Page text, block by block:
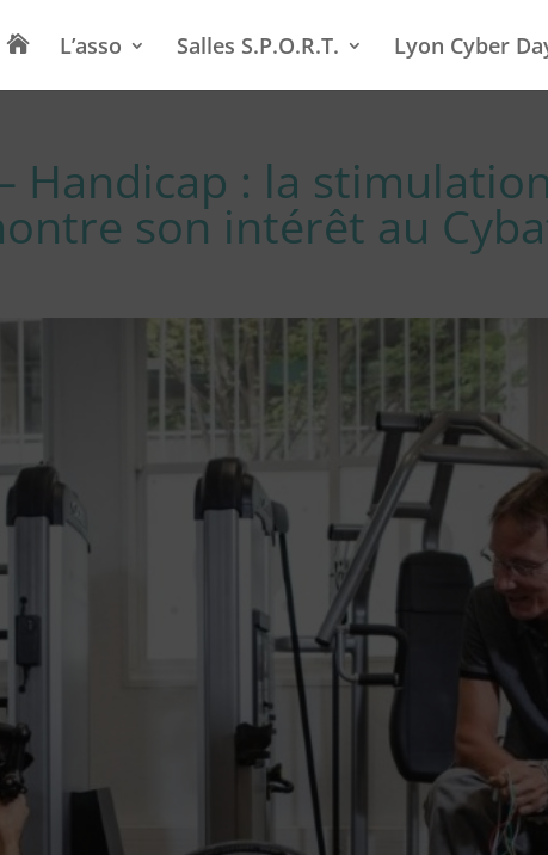
 L’asso Salles S.P.O.R.T. Lyon Cyber
Handicap : la
son intérêt au